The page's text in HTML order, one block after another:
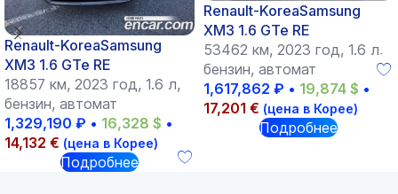
Renault-KoreaSamsung
XM3 1.6 GTe RE
18857 км, 2023 год, 1.6 л,
бензин, автомат
1,329,190 ₽ • 16,328 $ •
14,132 € (цена в Корее)
Подробнее
Renault-KoreaSamsung
XM3 1.6 GTe RE
53462 км, 2023 год, 1.6 л,
бензин, автомат
1,617,862 ₽ • 19,874 $ •
17,201 € (цена в Корее)
Подробнее